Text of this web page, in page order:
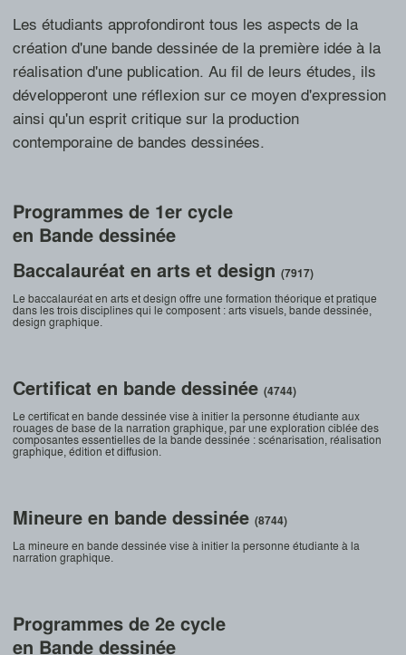
Les étudiants approfondiront tous les aspects de la
création d'une bande dessinée de la première idée à la
réalisation d'une publication. Au fil de leurs études, ils
développeront une réflexion sur ce moyen d'expression
ainsi qu'un esprit critique sur la production
contemporaine de bandes dessinées.
Programmes de 1er cycle
en Bande dessinée
Baccalauréat en arts et design(7917)
Le baccalauréat en arts et design offre une formation théorique et pratique
dans les trois disciplines qui le composent : arts visuels, bande dessinée,
design graphique.
Certificat en bande dessinée(4744)
Le certificat en bande dessinée vise à initier la personne étudiante aux
rouages de base de la narration graphique, par une exploration ciblée des
composantes essentielles de la bande dessinée : scénarisation, réalisation
graphique, édition et diffusion.
Mineure en bande dessinée(8744)
La mineure en bande dessinée vise à initier la personne étudiante à la
narration graphique.
Programmes de 2e cycle
en Bande dessinée